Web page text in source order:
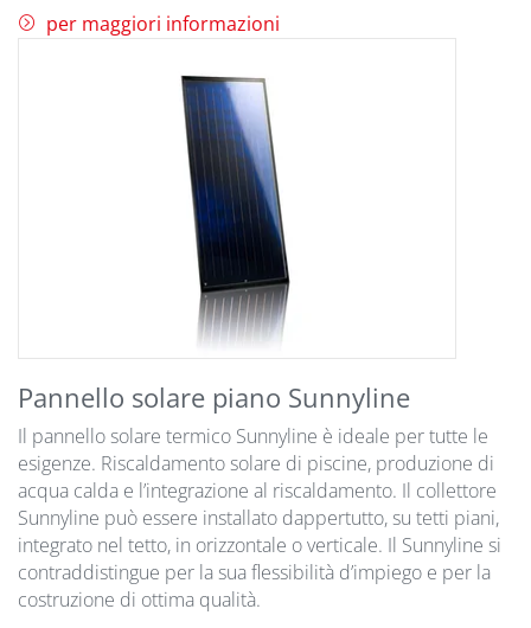
per maggiori informazioni
Pannello solare piano Sunnyline
Il pannello solare termico Sunnyline è ideale per tutte le
esigenze. Riscaldamento solare di piscine, produzione di
acqua calda e l’integrazione al riscaldamento. Il collettore
Sunnyline può essere installato dappertutto, su tetti piani,
integrato nel tetto, in orizzontale o verticale. Il Sunnyline si
contraddistingue per la sua flessibilità d’impiego e per la
costruzione di ottima qualità.